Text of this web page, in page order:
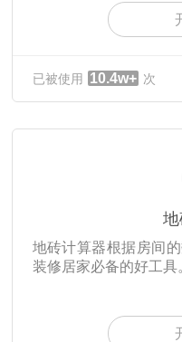
已被使用 10.4w+ 次
地砖计算器根据房间
装修居家必备的好工